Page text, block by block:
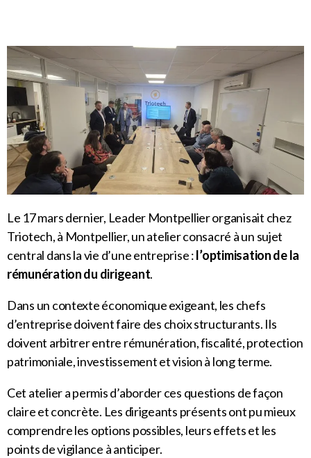
Le 17 mars dernier, Leader Montpellier organisait chez
Triotech, à Montpellier, un atelier consacré à un sujet
central dans la vie d’une entreprise :l’optimisation de la
rémunération du dirigeant.
Dans un contexte économique exigeant, les chefs
d’entreprise doivent faire des choix structurants. Ils
doivent arbitrer entre rémunération, fiscalité, protection
patrimoniale, investissement et vision à long terme.
Cet atelier a permis d’aborder ces questions de façon
claire et concrète. Les dirigeants présents ont pu mieux
comprendre les options possibles, leurs effets et les
points de vigilance à anticiper.